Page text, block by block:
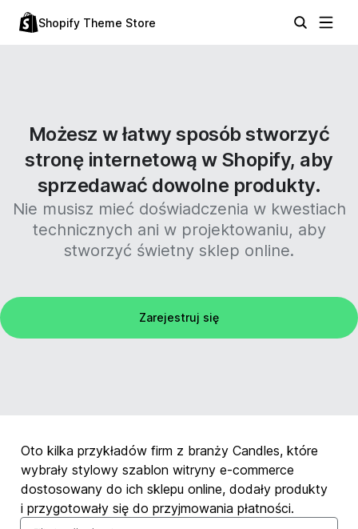
Shopify Theme Store
Możesz w łatwy sposób stworzyć
stronę internetową w Shopify, aby
sprzedawać dowolne produkty.
Nie musisz mieć doświadczenia w kwestiach
technicznych ani w projektowaniu, aby
stworzyć świetny sklep online.
Zarejestruj się
Oto kilka przykładów firm z branży Candles, które
wybrały stylowy szablon witryny e-commerce
dostosowany do ich sklepu online, dodały produkty
i przygotowały się do przyjmowania płatności.